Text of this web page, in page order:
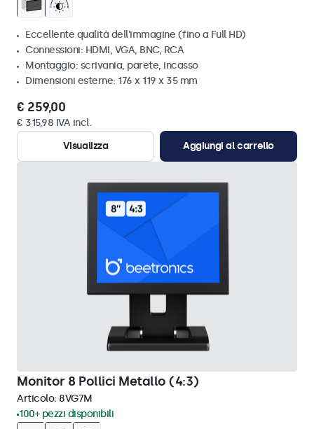
Eccellente qualità dell'immagine (fino a Full HD)
Connessioni: HDMI, VGA, BNC, RCA
Montaggio: scrivania, parete, incasso
Dimensioni esterne: 176 x 119 x 35 mm
€ 259,00
€ 315,98 IVA incl.
Visualizza
Aggiungi al carrello
Monitor 8 Pollici Metallo (4:3)
Articolo: 8VG7M
100+ pezzi disponibili